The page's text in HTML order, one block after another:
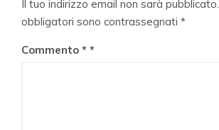
Il tuo indirizzo email non sarà pubblicato.
obbligatori sono contrassegnati *
Commento *